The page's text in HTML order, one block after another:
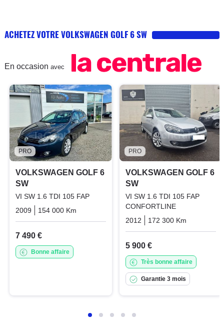
ACHETEZ VOTRE VOLKSWAGEN GOLF 6 SW
En occasion avec
PRO
VOLKSWAGEN GOLF 6
SW
VI SW 1.6 TDI 105 FAP
2009
154 000 Km Diesel
7 490 €
Bonne affaire
PRO
VOLKSWAGEN GOLF 6
SW
VI SW 1.6 TDI 105 FAP
CONFORTLINE
2012
172 300 Km
5 900 €
Très bonne affaire
Garantie 3 mois